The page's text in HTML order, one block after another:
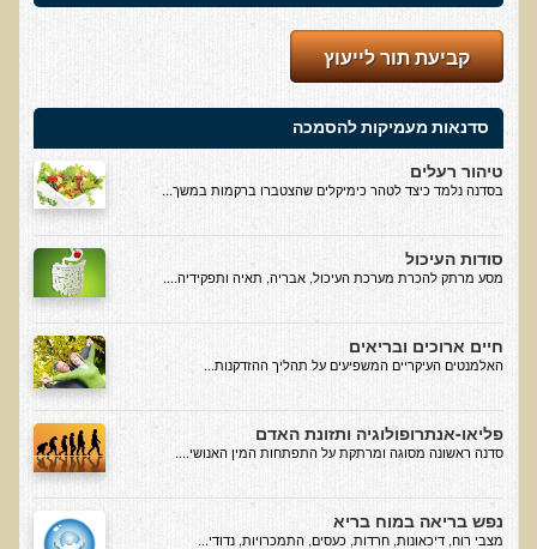
פרוטוקולים רפואיים
בדיקות מעבדה פונקציונאליות
בדיקת סריקה - חומצות אורגניות בשתן
בדיקת שתן לאיתור הצטברות של מתכות כבדות
בדיקת צואה לאיתור מתכות כבדות
בדיקה מקיפה לתפקוד מערכת העיכול
בדיקות לרגישויות לחלבונים
מידע מקצועי לרופאים ומטפלים על בדיקת ה-AMAS
פאנל קרדיו-ווסקולרי - לבריאות מערכת כלי הדם והלב
בדיקת שיער לאיתור מחסור במינרלים
בדיקות גנטיות
קביעת תור לייעוץ
סדנאות מעמיקות להסמכה
טיהור רעלים
בסדנה נלמד כיצד לטהר כימיקלים שהצטברו ברקמות במשך...
סודות העיכול
מסע מרתק להכרת מערכת העיכול, אבריה, תאיה ותפקידיה....
חיים ארוכים ובריאים
האלמנטים העיקריים המשפיעים על תהליך ההזדקנות...
פליאו-אנתרופולוגיה ותזונת האדם
סדנה ראשונה מסוגה ומרתקת על התפתחות המין האנושי....
נפש בריאה במוח בריא
מצבי רוח, דיכאונות, חרדות, כעסים, התמכרויות, נדודי...